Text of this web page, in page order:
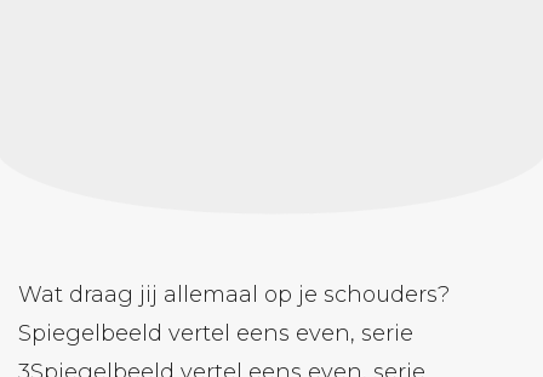
Wat draag jij allemaal op je schouders?
Spiegelbeeld vertel eens even, serie